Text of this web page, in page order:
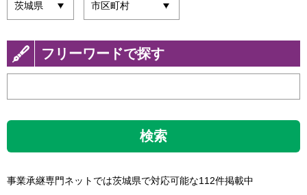
フリーワードで探す
検索
事業承継専門ネットでは茨城県で対応可能な112件掲載中